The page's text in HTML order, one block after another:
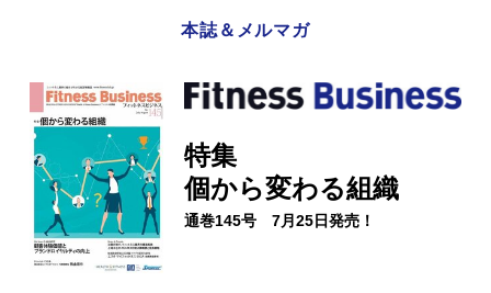
本誌＆メルマガ
特集
個から変わる組織
通巻145号 7月25日発売！